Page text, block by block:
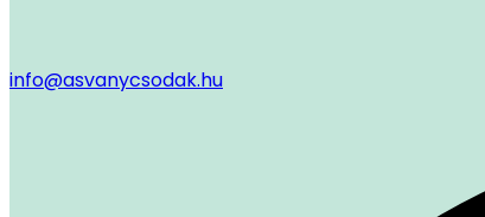
info@asvanycsodak.hu